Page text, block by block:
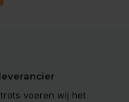
voeren wij het